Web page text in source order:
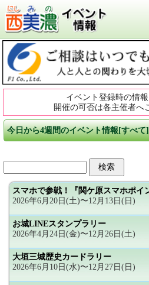
イベント登録時の情報
開催の可否は各主催者へ
今日から4週間のイベント情報[す
スマホで参戦！『関ケ原スマホポイ
2026年6月20日(土)〜12月13日(日)
お城LINEスタンプラリー
2026年4月24日(金)〜12月26日(土)
大垣三城歴史カードラリー
2026年6月10日(水)〜12月27日(日)